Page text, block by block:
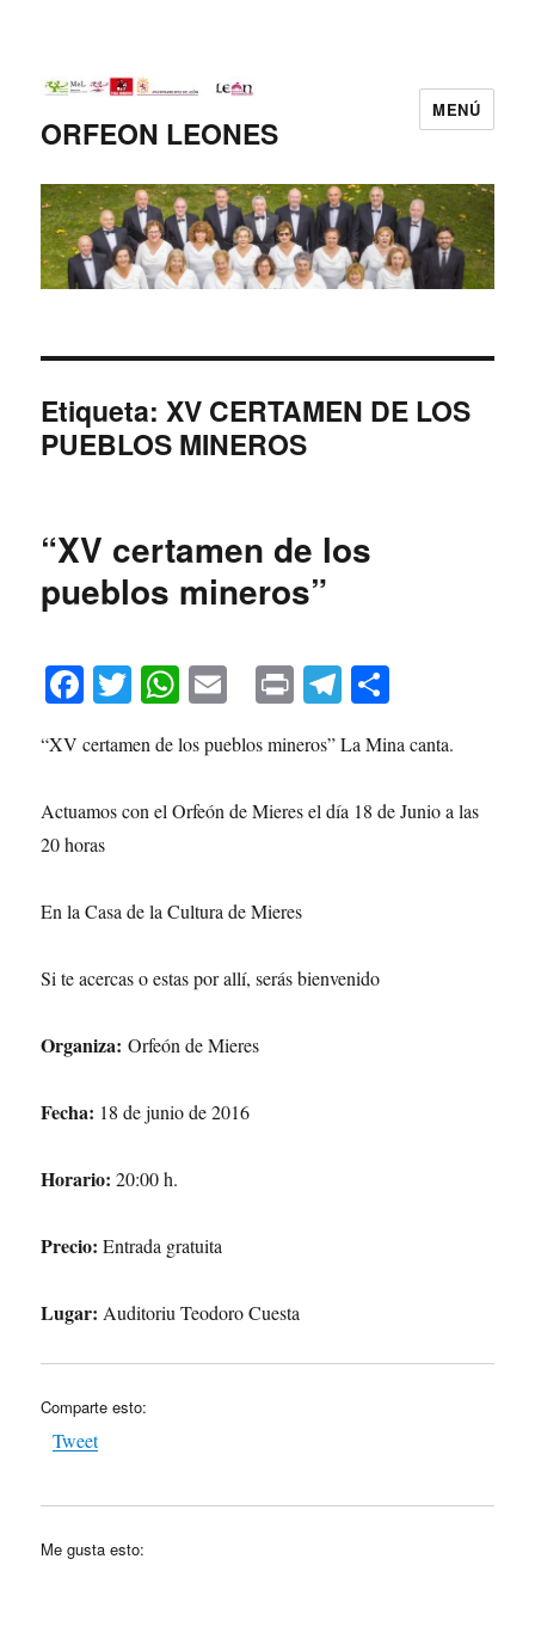
ORFEON LEONES
MENÚ
Etiqueta:XV CERTAMEN DE LOS
PUEBLOS MINEROS
“XV certamen de los
pueblos mineros”
Fa
bo
ok
T
tte
r
W
ts
A
ail
Pr
t
Te
gr
a
m
pa
“XV certamen de los pueblos mineros” La Mina canta.
Actuamos con el Orfeón de Mieres el día 18 de Junio a las
20 horas
En la Casa de la Cultura de Mieres
Si te acercas o estas por allí, serás bienvenido
Organiza: Orfeón de Mieres
Fecha: 18 de junio de 2016
Horario:20:00 h.
Precio:Entrada gratuita
Lugar:Auditoriu Teodoro Cuesta
Comparte esto:
Tweet
Me gusta esto: